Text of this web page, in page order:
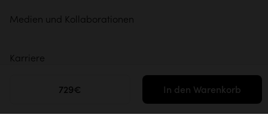
729€ In den Warenkorb
Medien und Kollaborationen
Karriere
Profi-Bereich